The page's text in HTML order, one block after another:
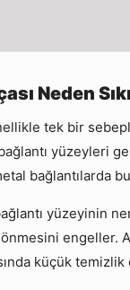
Neden
tek bir
yüzeyleri
bağlantılarda
yüzeyinin
engeller.
küçük temizlik